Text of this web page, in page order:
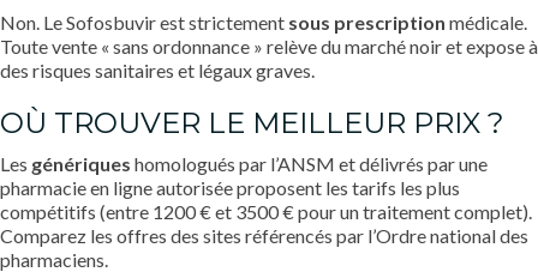
Non. Le Sofosbuvir est strictement sous prescription médicale.
Toute vente « sans ordonnance » relève du marché noir et expose à
des risques sanitaires et légaux graves.
OÙ TROUVER LE MEILLEUR PRIX ?
Les génériques homologués par l’ANSM et délivrés par une
pharmacie en ligne autorisée proposent les tarifs les plus
compétitifs (entre 1200 € et 3500 € pour un traitement complet).
Comparez les offres des sites référencés par l’Ordre national des
pharmaciens.